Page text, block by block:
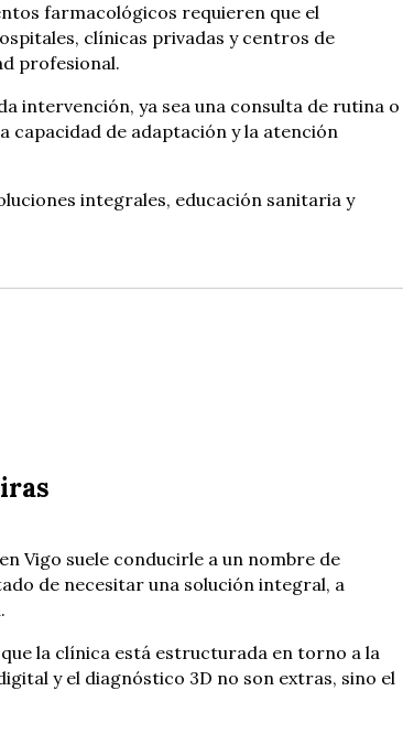
farmacológicos requieren que el
clínicas privadas y centros de
profesional.
intervención, ya sea una consulta de rutina o
capacidad de adaptación y la atención
integrales, educación sanitaria y
Vigo suele conducirle a un nombre de
de necesitar una solución integral, a
la clínica está estructurada en torno a la
y el diagnóstico 3D no son extras, sino el